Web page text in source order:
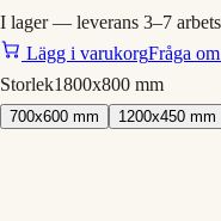
I lager — leverans 3–7
Lägg i varukorgFråga
Storlek1800x800 mm
700x600 mm 1200x450 mm